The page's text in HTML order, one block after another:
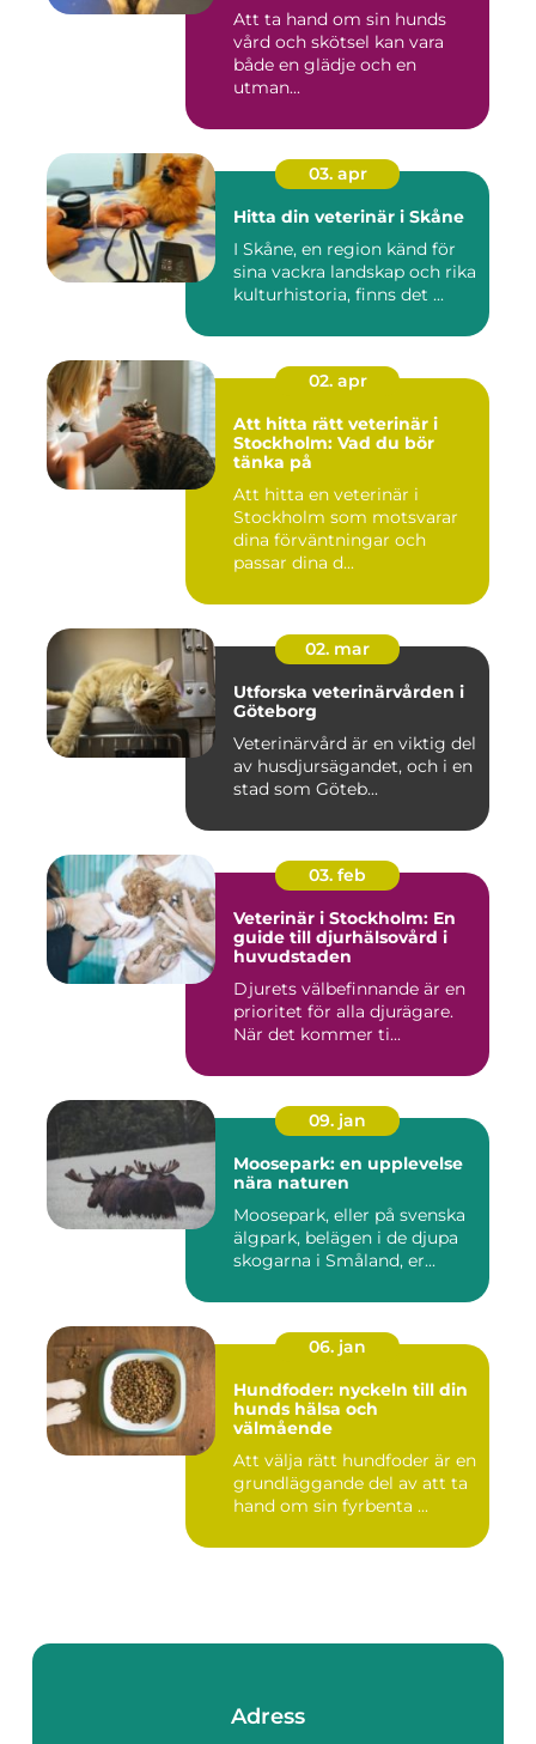
Att ta hand om sin hunds
vård och skötsel kan vara
både en glädje och en
utman...
03. apr
Hitta din veterinär i Skåne
I Skåne, en region känd för
sina vackra landskap och rika
kulturhistoria, finns det ...
02. apr
Att hitta rätt veterinär i
Stockholm: Vad du bör
tänka på
Att hitta en veterinär i
Stockholm som motsvarar
dina förväntningar och
passar dina d...
02. mar
Utforska veterinärvården i
Göteborg
Veterinärvård är en viktig del
av husdjursägandet, och i en
stad som Göteb...
03. feb
Veterinär i Stockholm: En
guide till djurhälsovård i
huvudstaden
Djurets välbefinnande är en
prioritet för alla djurägare.
När det kommer ti...
09. jan
Moosepark: en upplevelse
nära naturen
Moosepark, eller på svenska
älgpark, belägen i de djupa
skogarna i Småland, er...
06. jan
Hundfoder: nyckeln till din
hunds hälsa och
välmående
Att välja rätt hundfoder är en
grundläggande del av att ta
hand om sin fyrbenta ...
Adress